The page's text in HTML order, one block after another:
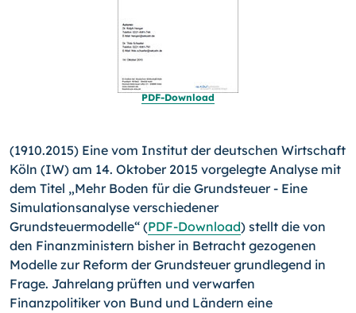
PDF-Download
(1910.2015) Eine vom Institut der deutschen Wirtschaft
Köln (IW) am 14. Oktober 2015 vorgelegte Analyse mit
dem Titel „Mehr Boden für die Grundsteuer - Eine
Simulationsanalyse verschiedener
Grundsteuermodelle“ (PDF-Download) stellt die von
den Finanzministern bisher in Betracht gezogenen
Modelle zur Reform der Grundsteuer grundlegend in
Frage. Jahrelang prüften und verwarfen
Finanzpolitiker von Bund und Ländern eine